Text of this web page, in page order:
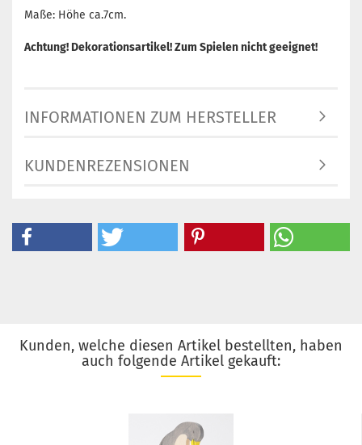
Maße: Höhe ca.7cm.
Achtung! Dekorationsartikel! Zum Spielen nicht geeignet!
INFORMATIONEN ZUM HERSTELLER
KUNDENREZENSIONEN
Kunden, welche diesen Artikel bestellten, haben
auch folgende Artikel gekauft: